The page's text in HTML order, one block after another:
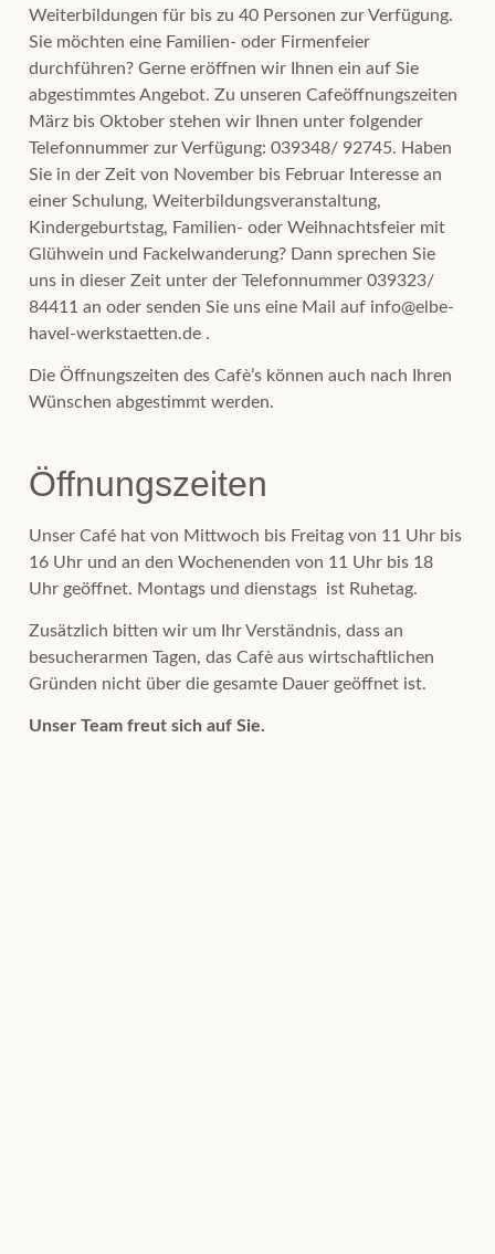
Weiterbildungen für bis zu 40 Personen zur Verfügung.
Sie möchten eine Familien- oder Firmenfeier
durchführen? Gerne eröffnen wir Ihnen ein auf Sie
abgestimmtes Angebot. Zu unseren Cafeöffnungszeiten
März bis Oktober stehen wir Ihnen unter folgender
Telefonnummer zur Verfügung: 039348/ 92745. Haben
Sie in der Zeit von November bis Februar Interesse an
einer Schulung, Weiterbildungsveranstaltung,
Kindergeburtstag, Familien- oder Weihnachtsfeier mit
Glühwein und Fackelwanderung? Dann sprechen Sie
uns in dieser Zeit unter der Telefonnummer 039323/
84411 an oder senden Sie uns eine Mail auf info@elbe-
havel-werkstaetten.de .
Die Öffnungszeiten des Cafè’s können auch nach Ihren
Wünschen abgestimmt werden.
Öffnungszeiten
Unser Café hat von Mittwoch bis Freitag von 11 Uhr bis
16 Uhr und an den Wochenenden von 11 Uhr bis 18
Uhr geöffnet. Montags und dienstags ist Ruhetag.
Zusätzlich bitten wir um Ihr Verständnis, dass an
besucherarmen Tagen, das Cafè aus wirtschaftlichen
Gründen nicht über die gesamte Dauer geöffnet ist.
Unser Team freut sich auf Sie.